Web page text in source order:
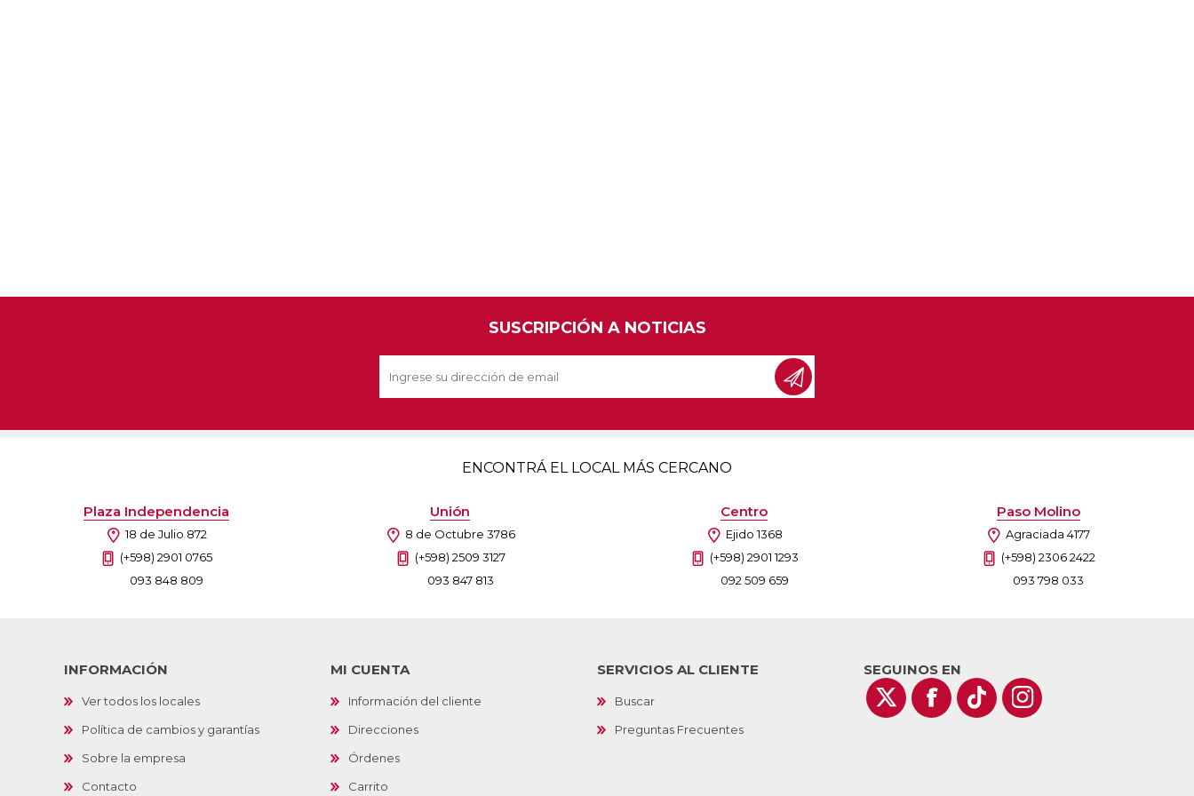
SUSCRIPCIÓN A NOTICIAS
ENCONTRÁ EL LOCAL MÁS CERCANO
Plaza Independencia
18 de Julio 872
(+598) 2901 0765
093 848 809
Unión
8 de Octubre 3786
(+598) 2509 3127
093 847 813
Centro
Ejido 1368
(+598) 2901 1293
092 509 659
Paso Molino
Agraciada 4177
(+598) 2306 2422
093 798 033
INFORMACIÓN
Ver todos los locales
Política de cambios y garantías
Sobre la empresa
Contacto
MI CUENTA
Información del cliente
Direcciones
Órdenes
Carrito
SERVICIOS AL CLIENTE
Buscar
Preguntas Frecuentes
SEGUINOS EN